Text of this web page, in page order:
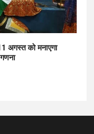
अगस्त को मनाएगा